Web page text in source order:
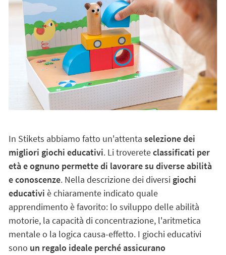
In Stikets abbiamo fatto un'attenta selezione dei
migliori giochi educativi. Li trovereteclassificati per
età e ognuno permette di lavorare su diverse abilità
e conoscenze. Nella descrizione dei diversi giochi
educativi è chiaramente indicato quale
apprendimento è favorito: lo sviluppo delle abilità
motorie, la capacità di concentrazione, l'aritmetica
mentale o la logica causa-effetto. I giochi educativi
sono un regalo ideale perché assicurano